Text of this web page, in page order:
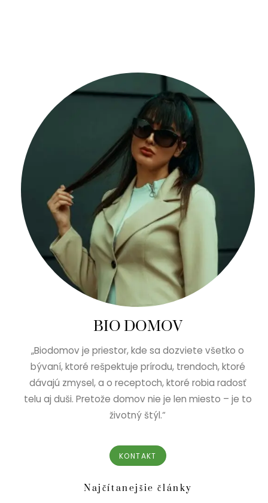
BIO DOMOV
„Biodomov je priestor, kde sa dozviete všetko o
bývaní, ktoré rešpektuje prírodu, trendoch, ktoré
dávajú zmysel, a o receptoch, ktoré robia radosť
telu aj duši. Pretože domov nie je len miesto – je to
životný štýl.“
KONTAKT
Najčítanejšie články